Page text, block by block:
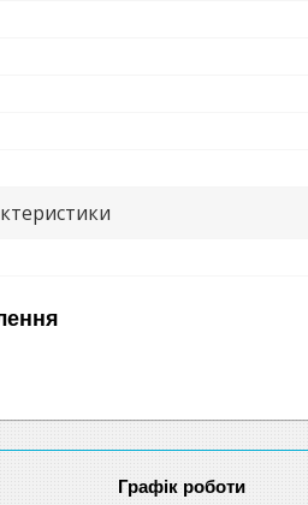
Графік роботи